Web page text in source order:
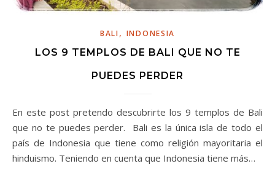
BALI, INDONESIA
LOS 9 TEMPLOS DE BALI QUE NO TE
PUEDES PERDER
En este post pretendo descubrirte los 9 templos de Bali
que no te puedes perder. Bali es la única isla de todo el
país de Indonesia que tiene como religión mayoritaria el
hinduismo. Teniendo en cuenta que Indonesia tiene más…